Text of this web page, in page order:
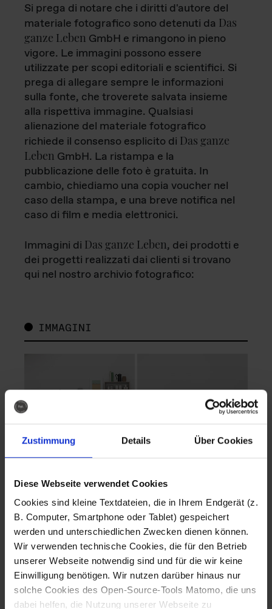
Zustimmung Details Über Cookies
Diese Webseite verwendet Cookies
Cookies sind kleine Textdateien, die in Ihrem Endgerät (z.
B. Computer, Smartphone oder Tablet) gespeichert
werden und unterschiedlichen Zwecken dienen können.
Wir verwenden technische Cookies, die für den Betrieb
unserer Webseite notwendig sind und für die wir keine
Einwilligung benötigen. Wir nutzen darüber hinaus nur
solche Cookies des Open-Source-Tools Matomo, die uns
dabei helfen, die Nutzung unserer Webseite zu
Si prega di notare che i diritti d'autore del
materiale fotografico sono detenuti da Das
ganze Leben GmbH e rimangono in pieno
vigore. Le immagini possono essere
utilizzate per scopi editoriali e scientifici. Si
prega di allegare sempre le informazioni
sulla fonte, che troverete salvata insieme
alla rispettiva immagine. Qualsiasi
alienazione del materiale fotografico
richiede il consenso esplicito di Das ganze
Leben GmbH. La ristampa e la
pubblicazione delle foto è gratuita. In
cambio, chiediamo una copia voucher nel
caso della stampa, e una breve notifica nel
caso di film e media elettronici.
Immagini di Das ganze Leben, dei prodotti e
dei progetti realizzati dai clienti si trovano
qui nel nostro archivio fotografico:
IMMAGINI
Fotografo: Lorenz
Sternbach
Download
Fotografo: Lorenz
Sternbach
Download